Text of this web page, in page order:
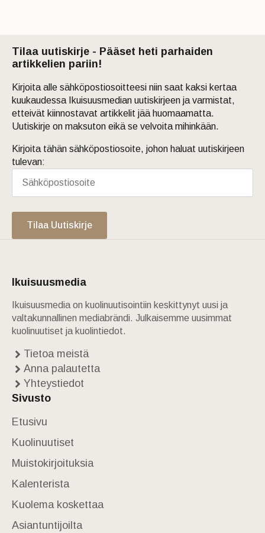
Tilaa uutiskirje - Pääset heti parhaiden
artikkelien pariin!
Kirjoita alle sähköpostiosoitteesi niin saat kaksi kertaa
kuukaudessa Ikuisuusmedian uutiskirjeen ja varmistat,
etteivät kiinnostavat artikkelit jää huomaamatta.
Uutiskirje on maksuton eikä se velvoita mihinkään.
Kirjoita tähän sähköpostiosoite, johon haluat uutiskirjeen
tulevan:
Tilaa Uutiskirje
Ikuisuusmedia
Ikuisuusmedia on kuolinuutisointiin keskittynyt uusi ja
valtakunnallinen mediabrändi. Julkaisemme uusimmat
kuolinuutiset ja kuolintiedot.
Tietoa meistä
Anna palautetta
Yhteystiedot
Sivusto
Etusivu
Kuolinuutiset
Muistokirjoituksia
Kalenterista
Kuolema koskettaa
Asiantuntijoilta